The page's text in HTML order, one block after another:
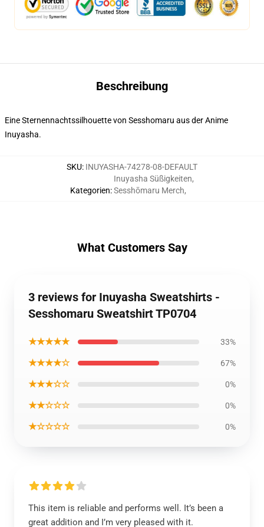
Beschreibung
Eine Sternennachtssilhouette von Sesshomaru aus der Anime
Inuyasha.
SKU: INUYASHA-74278-08-DEFAULT
Kategorien:
Inuyasha Süßigkeiten,
Sesshōmaru Merch,
What Customers Say
3 reviews for Inuyasha Sweatshirts -
Sesshomaru Sweatshirt TP0704
★★★★★ 33%
★★★★☆ 67%
★★★☆☆ 0%
★★☆☆☆ 0%
★☆☆☆☆ 0%
This item is reliable and performs well. It’s been a
great addition and I’m very pleased with it.